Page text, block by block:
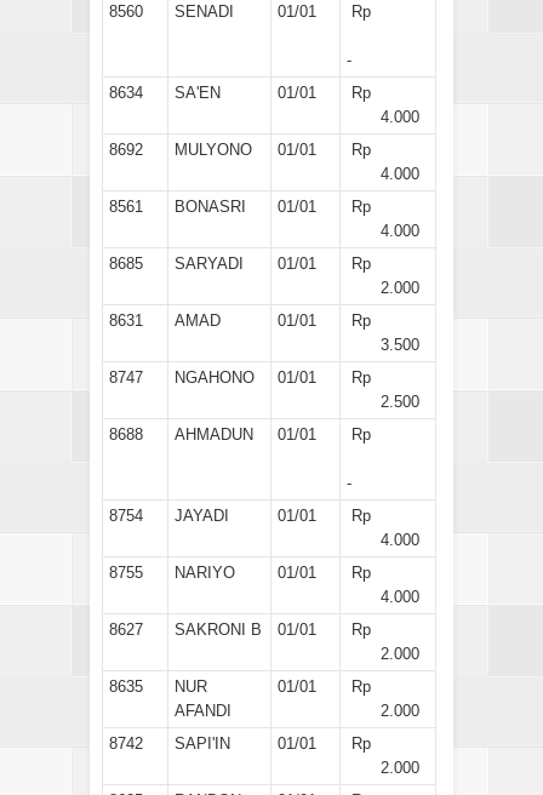
8560
SENADI 01/01 Rp
-
8634
SA'EN 01/01
Rp
4.000
8692
MULYONO 01/01
Rp
4.000
8561
BONASRI 01/01
Rp
4.000
8685
SARYADI 01/01
Rp
2.000
8631
AMAD 01/01
Rp
3.500
8747
NGAHONO 01/01
Rp
2.500
8688
AHMADUN 01/01 Rp
-
8754
JAYADI 01/01
Rp
4.000
8755
NARIYO 01/01
Rp
4.000
8627
SAKRONI B 01/01
Rp
2.000
8635
NUR
AFANDI
01/01
Rp
2.000
8742
SAPI'IN 01/01
Rp
2.000